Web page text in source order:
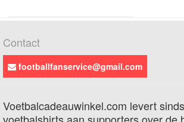
Contact
footballfanservice@gmail.com
Voetbalcadeauwinkel.com levert